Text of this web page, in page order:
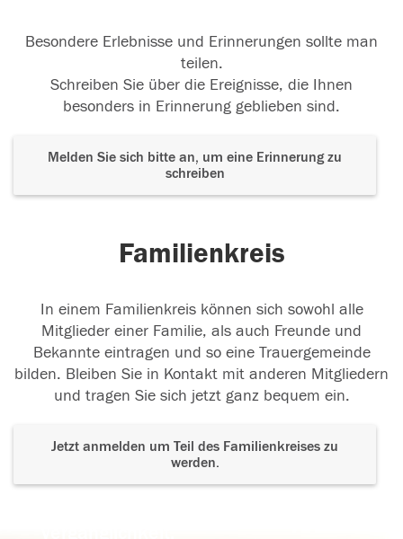
Besondere Erlebnisse und Erinnerungen sollte man
teilen.
Schreiben Sie über die Ereignisse, die Ihnen
besonders in Erinnerung geblieben sind.
Melden Sie sich bitte an, um eine Erinnerung zu
schreiben
Familienkreis
In einem Familienkreis können sich sowohl alle
Mitglieder einer Familie, als auch Freunde und
Bekannte eintragen und so eine Trauergemeinde
bilden. Bleiben Sie in Kontakt mit anderen Mitgliedern
und tragen Sie sich jetzt ganz bequem ein.
Jetzt anmelden um Teil des Familienkreises zu
werden.